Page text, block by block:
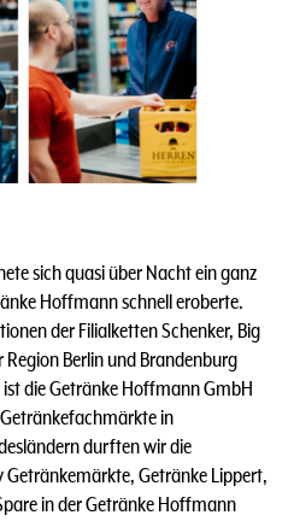
sich quasi über Nacht ein ganz
Hoffmann schnell eroberte.
der Filialketten Schenker, Big
Region Berlin und Brandenburg
die Getränke Hoffmann GmbH
Getränkefachmärkte in
durften wir die
Getränke Lippert,
in der Getränke Hoffmann